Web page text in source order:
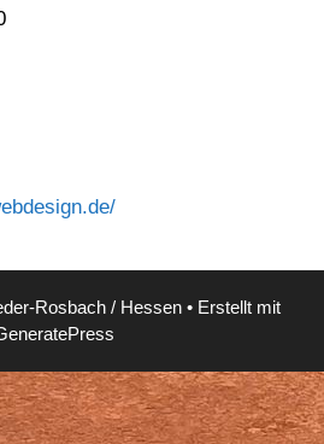
Rosbach / Hessen • Erstellt mit